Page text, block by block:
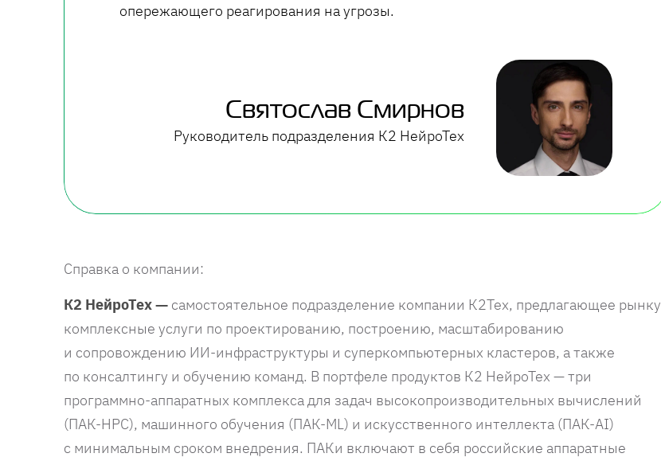
опережающего реагирования на угрозы.
Святослав Смирнов
Руководитель подразделения К2 НейроТех
Справка о компании:
К2 НейроТех — самостоятельное подразделение компании К2Тех, предлагающее рынку
комплексные услуги по проектированию, построению, масштабированию
и сопровождению ИИ-инфраструктуры и суперкомпьютерных кластеров, а также
по консалтингу и обучению команд. В портфеле продуктов К2 НейроТех — три
программно-аппаратных комплекса для задач высокопроизводительных вычислений
(ПАК-HPC), машинного обучения (ПАК-ML) и искусственного интеллекта (ПАК-AI)
с минимальным сроком внедрения. ПАКи включают в себя российские аппаратные